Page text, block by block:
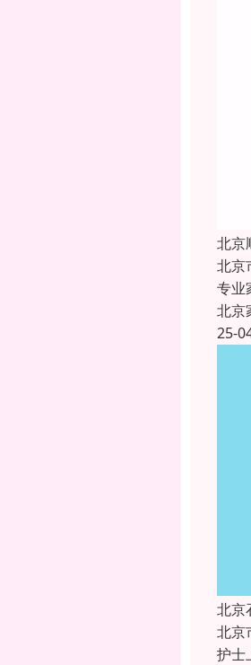
北京
北京
专业
北京
25-
北京
北京
护士